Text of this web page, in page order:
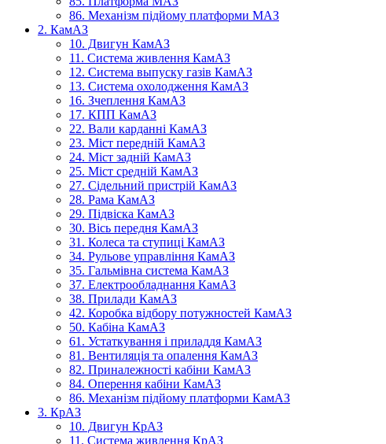
86. Механізм підйому платформи МАЗ
2. КамАЗ
10. Двигун КамАЗ
11. Система живлення КамАЗ
12. Система выпуску газів КамАЗ
13. Система охолодження КамАЗ
16. Зчеплення КамАЗ
17. КПП КамАЗ
22. Вали карданні КамАЗ
23. Міст передній КамАЗ
24. Міст задній КамАЗ
25. Міст средній КамАЗ
27. Сідельний пристрій КамАЗ
28. Рама КамАЗ
29. Підвіска КамАЗ
30. Вісь передня КамАЗ
31. Колеса та ступиці КамАЗ
34. Рульове управління КамАЗ
35. Гальмівна система КамАЗ
37. Електрообладнання КамАЗ
38. Прилади КамАЗ
42. Коробка відбору потужностей КамАЗ
50. Кабіна КамАЗ
61. Устаткування і приладдя КамАЗ
81. Вентиляція та опалення КамАЗ
82. Приналежності кабіни КамАЗ
84. Оперення кабіни КамАЗ
86. Механізм підйому платформи КамАЗ
3. КрАЗ
10. Двигун КрАЗ
11. Система живлення КрАЗ